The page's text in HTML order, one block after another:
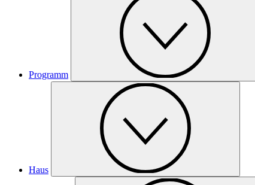
Programm
Haus